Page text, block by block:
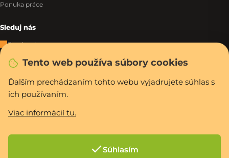
Tento web používa súbory cookies
Ďalším prechádzaním tohto webu vyjadrujete súhlas s
ich používaním.
Viac informácií tu.
Súhlasím
Ponuka práce
Sleduj nás
Facebook
Instagram
Tiktok
WhatsApp